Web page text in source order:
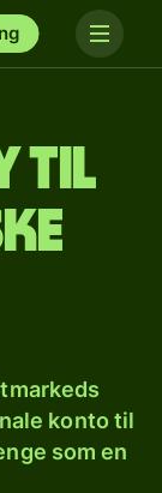
til
konto til
som en